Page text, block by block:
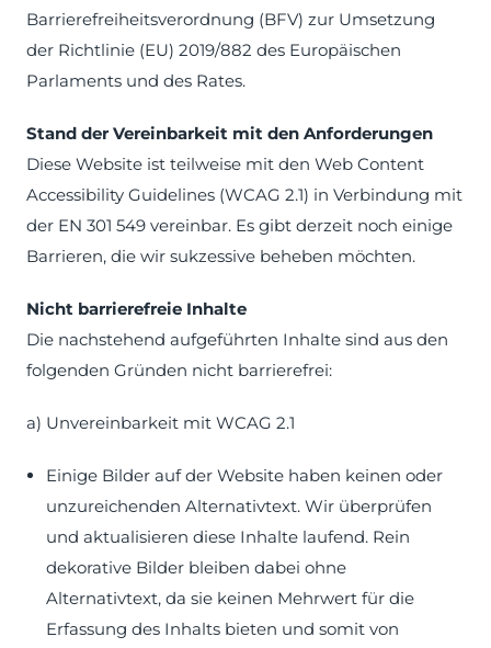
Barrierefreiheitsverordnung (BFV) zur Umsetzung
der Richtlinie (EU) 2019/882 des Europäischen
Parlaments und des Rates.
Stand der Vereinbarkeit mit den Anforderungen
Diese Website ist teilweise mit den Web Content
Accessibility Guidelines (WCAG 2.1) in Verbindung mit
der EN 301 549 vereinbar. Es gibt derzeit noch einige
Barrieren, die wir sukzessive beheben möchten.
Nicht barrierefreie Inhalte
Die nachstehend aufgeführten Inhalte sind aus den
folgenden Gründen nicht barrierefrei:
a) Unvereinbarkeit mit WCAG 2.1
Einige Bilder auf der Website haben keinen oder
unzureichenden Alternativtext. Wir überprüfen
und aktualisieren diese Inhalte laufend. Rein
dekorative Bilder bleiben dabei ohne
Alternativtext, da sie keinen Mehrwert für die
Erfassung des Inhalts bieten und somit von